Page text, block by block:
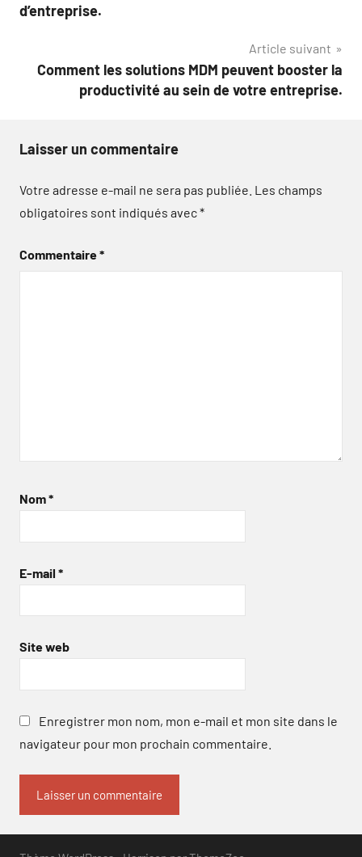
l’article
d’entreprise.
Article suivant
Comment les solutions MDM peuvent booster la
productivité au sein de votre entreprise.
Laisser un commentaire
Votre adresse e-mail ne sera pas publiée. Les champs
obligatoires sont indiqués avec*
Commentaire*
Nom*
E-mail *
Site web
Enregistrer mon nom, mon e-mail et mon site dans le
navigateur pour mon prochain commentaire.